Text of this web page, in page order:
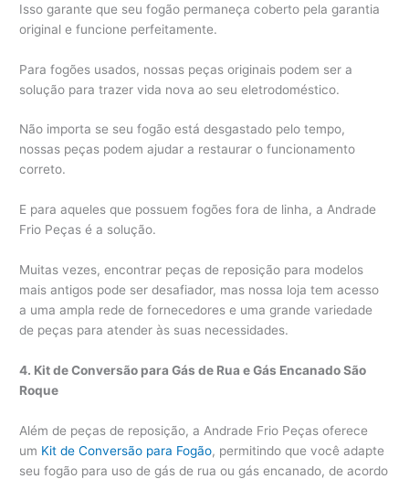
Isso garante que seu fogão permaneça coberto pela garantia
original e funcione perfeitamente.
Para fogões usados, nossas peças originais podem ser a
solução para trazer vida nova ao seu eletrodoméstico.
Não importa se seu fogão está desgastado pelo tempo,
nossas peças podem ajudar a restaurar o funcionamento
correto.
E para aqueles que possuem fogões fora de linha, a Andrade
Frio Peças é a solução.
Muitas vezes, encontrar peças de reposição para modelos
mais antigos pode ser desafiador, mas nossa loja tem acesso
a uma ampla rede de fornecedores e uma grande variedade
de peças para atender às suas necessidades.
4. Kit de Conversão para Gás de Rua e Gás Encanado São
Roque
Além de peças de reposição, a Andrade Frio Peças oferece
um Kit de Conversão para Fogão, permitindo que você adapte
seu fogão para uso de gás de rua ou gás encanado, de acordo